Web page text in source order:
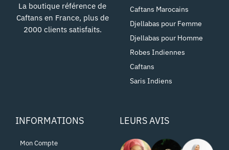
La boutique référence de
Caftans en France, plus de
2000 clients satisfaits.
Caftans Marocains
Djellabas pour Femme
Djellabas pour Homme
Robes Indiennes
Caftans
Saris Indiens
INFORMATIONS
Mon Compte
LEURS AVIS